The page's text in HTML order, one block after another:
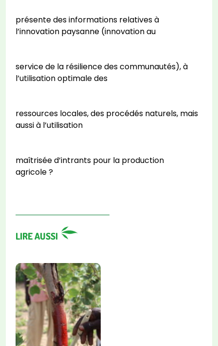
présente des informations relatives à
l’innovation paysanne (innovation au
service de la résilience des communautés), à
l’utilisation optimale des
ressources locales, des procédés naturels, mais
aussi à l’utilisation
maîtrisée d’intrants pour la production
agricole ?
LIRE AUSSI